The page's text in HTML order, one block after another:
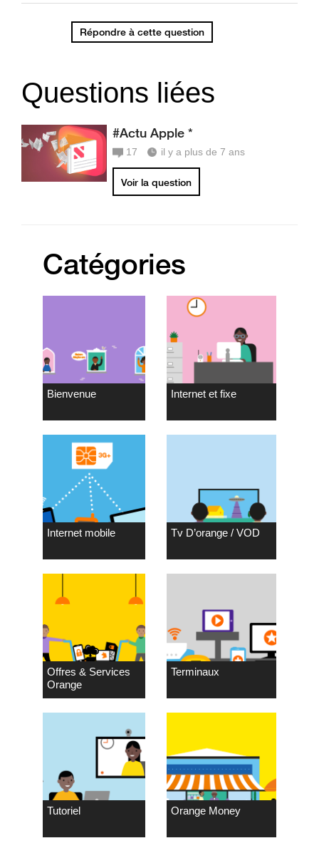
Répondre à cette question
Questions liées
#Actu Apple *
17 il y a plus de 7 ans
Voir la question
Catégories
Bienvenue Internet et fixe
Internet mobile Tv D’orange / VOD
Offres & Services
Orange
Terminaux
Tutoriel Orange Money